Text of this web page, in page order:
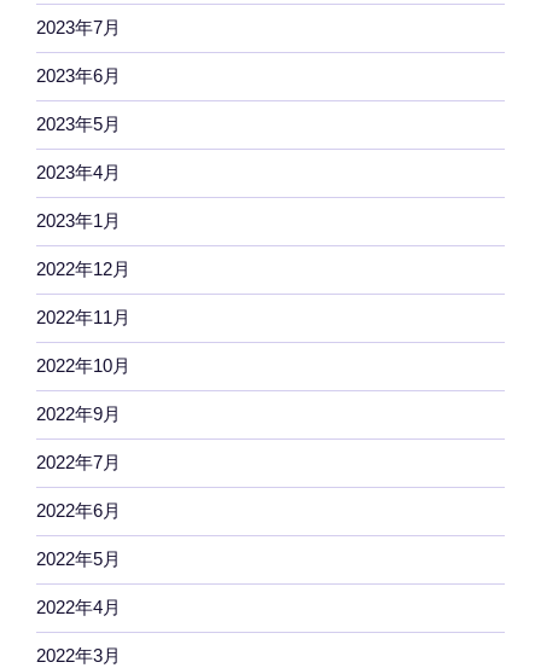
2023年7月
2023年6月
2023年5月
2023年4月
2023年1月
2022年12月
2022年11月
2022年10月
2022年9月
2022年7月
2022年6月
2022年5月
2022年4月
2022年3月